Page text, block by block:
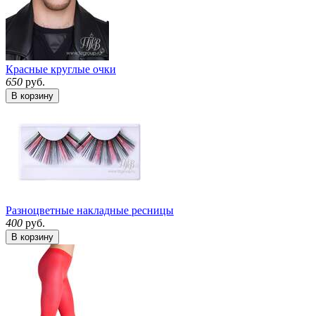
Красные круглые очки
650 руб.
В корзину
Разноцветные накладные ресницы
400 руб.
В корзину